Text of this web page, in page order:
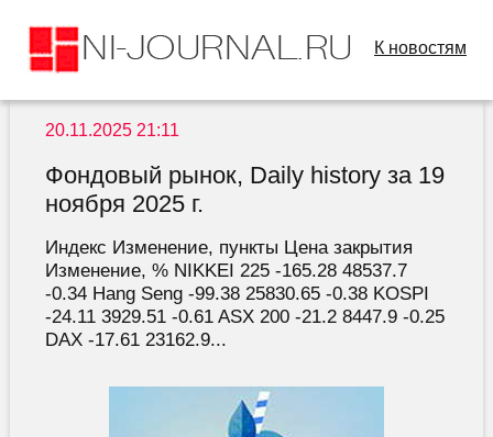
К новостям
20.11.2025 21:11
Фондовый рынок, Daily history за 19
ноября 2025 г.
Индекс Изменение, пункты Цена закрытия
Изменение, % NIKKEI 225 -165.28 48537.7
-0.34 Hang Seng -99.38 25830.65 -0.38 KOSPI
-24.11 3929.51 -0.61 ASX 200 -21.2 8447.9 -0.25
DAX -17.61 23162.9...